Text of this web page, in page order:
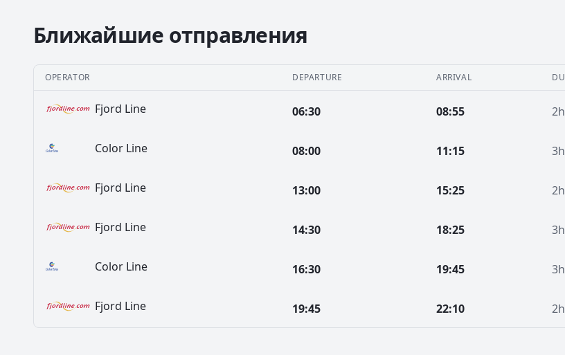
Ближайшие отправления
OPERATOR DEPARTURE ARRIVAL
Fjord Line 06:30 08:55
Color Line 08:00 11:15
Fjord Line 13:00 15:25
Fjord Line 14:30 18:25
Color Line 16:30 19:45
Fjord Line 19:45 22:10